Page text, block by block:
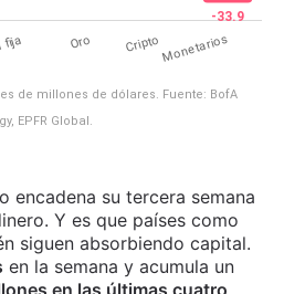
de millones de dólares. Fuente: BofA
EPFR Global.
encadena su tercera semana
Y es que países como
siguen absorbiendo capital.
en la semana y acumula un
en las últimas cuatro